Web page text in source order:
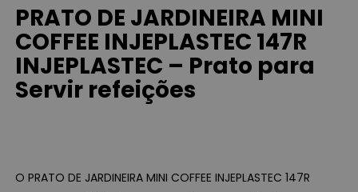
PRATO DE JARDINEIRA MINI
COFFEE INJEPLASTEC 147R
INJEPLASTEC – Prato para
Servir refeições
O PRATO DE JARDINEIRA MINI COFFEE INJEPLASTEC 147R